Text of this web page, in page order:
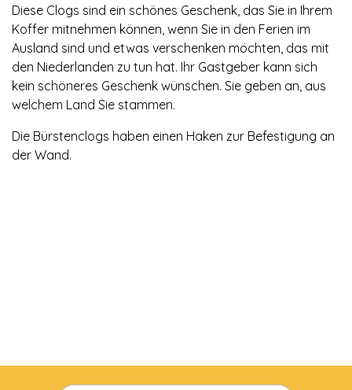
Diese Clogs sind ein schönes Geschenk, das Sie in Ihrem
Koffer mitnehmen können, wenn Sie in den Ferien im
Ausland sind und etwas verschenken möchten, das mit
den Niederlanden zu tun hat. Ihr Gastgeber kann sich
kein schöneres Geschenk wünschen. Sie geben an, aus
welchem Land Sie stammen.
Die Bürstenclogs haben einen Haken zur Befestigung an
der Wand.